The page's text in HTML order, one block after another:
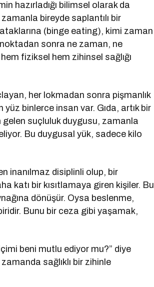
hazırladığı bilimsel olarak da
bireyde saplantılı bir
(binge eating), kimi zaman
noktadan sonra ne zaman, ne
fiziksel hem zihinsel sağlığı
her lokmadan sonra pişmanlık
binlerce insan var. Gıda, artık bir
gelen suçluluk duygusu, zamanla
Bu duygusal yük, sadece kilo
inanılmaz disiplinli olup, bir
katı bir kısıtlamaya giren kişiler. Bu
dönüşür. Oysa beslenme,
Bunu bir ceza gibi yaşamak,
beni mutlu ediyor mu?” diye
sağlıklı bir zihinle